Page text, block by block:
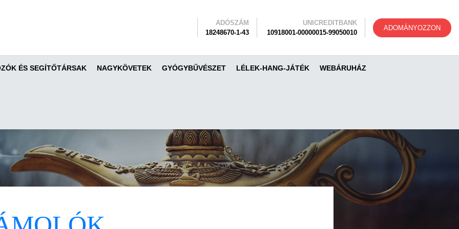
ADOMÁNYOZZON
ÉS SEGÍTŐTÁRSAK NAGYKÖVETEK GYÓGYBŰVÉSZET LÉLEK-HANG-JÁTÉK WEBÁRUHÁZ
ADÓSZÁM
18248670-1-43
UNICREDITBANK
10918001-00000015-99050010